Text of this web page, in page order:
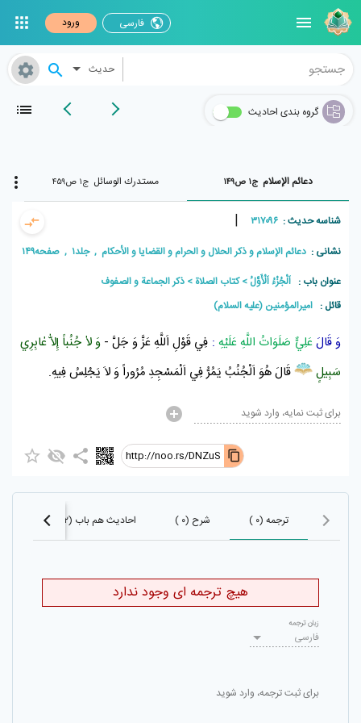
فارسی ورود
حدیث
گروه بندی احادیث
دعائم الإسلام ج۱ ص۱۴۹ مستدرك الوسائل ج۱ ص۴۵۹
شناسه حدیث : ۳۱۷۰۹۶ |
نشانی : دعائم الإسلام و ذکر الحلال و الحرام و القضایا و الأحکام , جلد۱ , صفحه۱۴۹
عنوان باب : اَلْجُزْءُ اَلْأَوَّلُ كتاب الصلاة
ذكر الجماعة و الصفوف
قائل : امیرالمؤمنین (علیه السلام)
وَ قَالَعَلِيٌّ صَلَوَاتُ اللَّهِ عَلَيْهِ : فِي قَوْلِ اَللَّهِ عَزَّ وَ جَلَّ - وَ لاٰ جُنُباً إِلاّٰ عٰابِرِي
سَبِيلٍ
قَالَ هُوَ اَلْجُنُبُ يَمُرُّ فِي اَلْمَسْجِدِ مُرُوراً وَ لاَ يَجْلِسُ فِيهِ.
برای ثبت نمایه، وارد شوید
http://noo.rs/DNZuS
ترجمه (۰ ) شرح (۰ ) احادیث هم باب (۲۲)
هیچ ترجمه ای وجود ندارد
فارسی
زبان ترجمه
برای ثبت ترجمه، وارد شوید